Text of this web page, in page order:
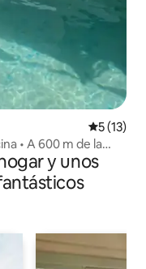
5 (13)
• A 600 m de la
y unos